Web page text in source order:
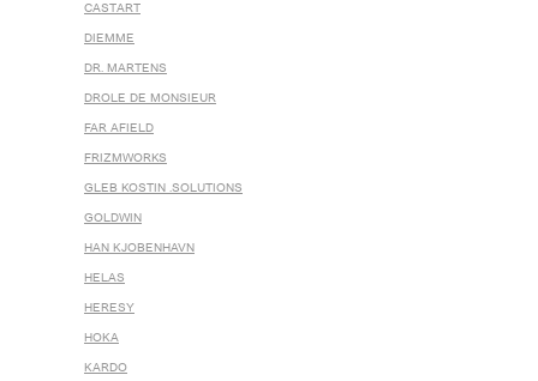
CASTART
DIEMME
DR. MARTENS
DROLE DE MONSIEUR
FAR AFIELD
FRIZMWORKS
GLEB KOSTIN .SOLUTIONS
GOLDWIN
HAN KJOBENHAVN
HELAS
HERESY
HOKA
KARDO